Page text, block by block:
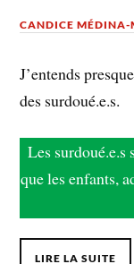
CANDICE MÉDINA-
J’entends
des surdoué.e.s.
Les
que les enfants,
LIRE LA SUITE